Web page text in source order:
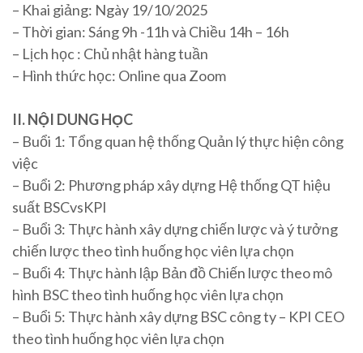
– Khai giảng: Ngày 19/10/2025
– Thời gian: Sáng 9h -11h và Chiều 14h – 16h
– Lịch học : Chủ nhật hàng tuần
– Hình thức học: Online qua Zoom
II. NỘI DUNG HỌC
– Buổi 1: Tổng quan hệ thống Quản lý thực hiện công
việc
– Buổi 2: Phương pháp xây dựng Hệ thống QT hiệu
suất BSCvsKPI
– Buổi 3: Thực hành xây dựng chiến lược và ý tưởng
chiến lược theo tình huống học viên lựa chọn
– Buổi 4: Thực hành lập Bản đồ Chiến lược theo mô
hình BSC theo tình huống học viên lựa chọn
– Buổi 5: Thực hành xây dựng BSC công ty – KPI CEO
theo tình huống học viên lựa chọn